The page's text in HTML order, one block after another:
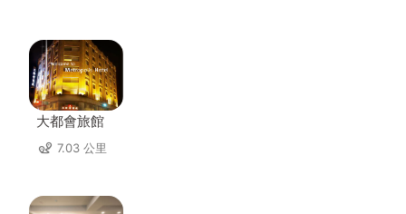
大都會旅館
7.03 公里